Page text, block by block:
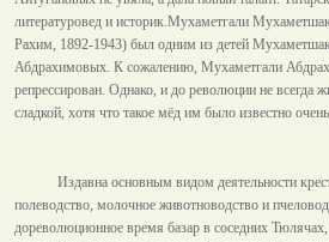
литературовед и историк.Мухаметгали
Рахим, 1892-1943) был одним из детей
Абдрахимовых. К сожалению, Мухаметгали
репрессирован. Однако, и до революции не всегда
сладкой, хотя что такое мёд им было известно
Издавна основным видом деятельности
полеводство, молочное животноводство и
дореволюционное время базар в соседних Тюлячах,